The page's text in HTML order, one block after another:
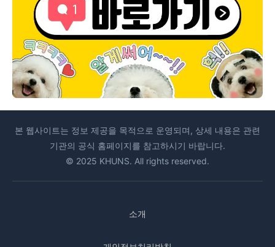
본 웹사이트는 정보 제공을 목적으로 운영되며, 상세 내용은 관련
기관의 공식 홈페이지를 참고하시기 바랍니다.
© 2025 KHUNS. All rights reserved.
소개